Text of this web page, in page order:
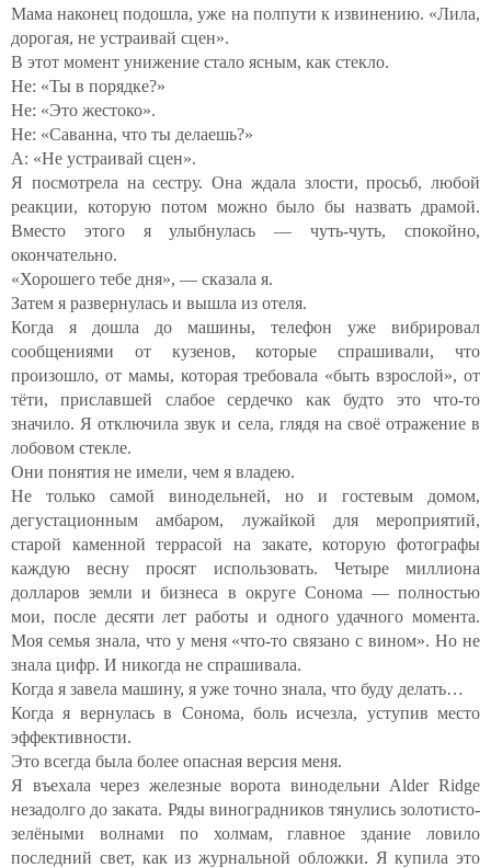
Мама наконец подошла, уже на полпути к извинению. «Лила,
дорогая, не устраивай сцен».
В этот момент унижение стало ясным, как стекло.
Не: «Ты в порядке?»
Не: «Это жестоко».
Не: «Саванна, что ты делаешь?»
А: «Не устраивай сцен».
Я посмотрела на сестру. Она ждала злости, просьб, любой
реакции, которую потом можно было бы назвать драмой.
Вместо этого я улыбнулась — чуть-чуть, спокойно,
окончательно.
«Хорошего тебе дня», — сказала я.
Затем я развернулась и вышла из отеля.
Когда я дошла до машины, телефон уже вибрировал
сообщениями от кузенов, которые спрашивали, что
произошло, от мамы, которая требовала «быть взрослой», от
тёти, приславшей слабое сердечко как будто это что-то
значило. Я отключила звук и села, глядя на своё отражение в
лобовом стекле.
Они понятия не имели, чем я владею.
Не только самой винодельней, но и гостевым домом,
дегустационным амбаром, лужайкой для мероприятий,
старой каменной террасой на закате, которую фотографы
каждую весну просят использовать. Четыре миллиона
долларов земли и бизнеса в округе Сонома — полностью
мои, после десяти лет работы и одного удачного момента.
Моя семья знала, что у меня «что-то связано с вином». Но не
знала цифр. И никогда не спрашивала.
Когда я завела машину, я уже точно знала, что буду делать…
Когда я вернулась в Сонома, боль исчезла, уступив место
эффективности.
Это всегда была более опасная версия меня.
Я въехала через железные ворота винодельни Alder Ridge
незадолго до заката. Ряды виноградников тянулись золотисто-
зелёными волнами по холмам, главное здание ловило
последний свет, как из журнальной обложки. Я купила это